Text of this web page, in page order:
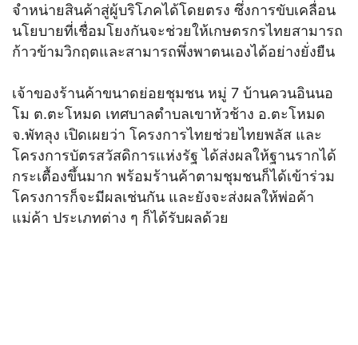
จำหน่ายสินค้าสู่ผู้บริโภคได้โดยตรง ซึ่งการขับเคลื่อน
นโยบายที่เชื่อมโยงกันจะช่วยให้เกษตรกรไทยสามารถ
ก้าวข้ามวิกฤตและสามารถพึ่งพาตนเองได้อย่างยั่งยืน
เจ้าของร้านค้าขนาดย่อยชุมชน หมู่ 7 บ้านควนอินนอ
โม ต.ตะโหมด เทศบาลตำบลเขาหัวช้าง อ.ตะโหมด
จ.พัทลุง เปิดเผยว่า โครงการไทยช่วยไทยพลัส และ
โครงการบัตรสวัสดิการแห่งรัฐ ได้ส่งผลให้ฐานรากได้
กระเตื้องขึ้นมาก พร้อมร้านค้าตามชุมชนก็ได้เข้าร่วม
โครงการก็จะมีผลเช่นกัน และยังจะส่งผลให้พ่อค้า
แม่ค้า ประเภทต่าง ๆ ก็ได้รับผลด้วย